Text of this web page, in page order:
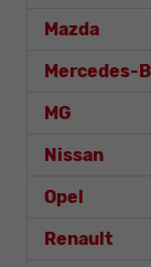
Mazda
Mercedes-
MG
Nissan
Opel
Renault